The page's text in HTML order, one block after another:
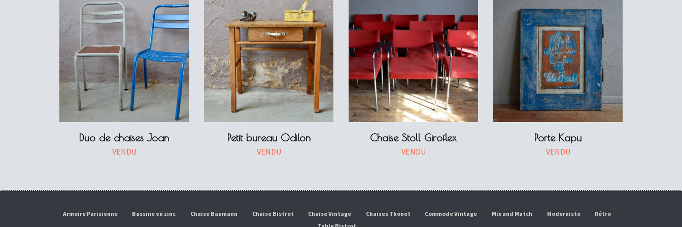
Duo de chaises Joan
VENDU
Petit bureau Odilon
VENDU
Chaise Stoll Giroflex
VENDU
Porte Kapu
VENDU
Armoire Parisienne Bassine en zinc Chaise Baumann Chaise Bistrot Chaise Vintage Chaises Thonet Commode Vintage Mix and Match Moderniste
Rétro